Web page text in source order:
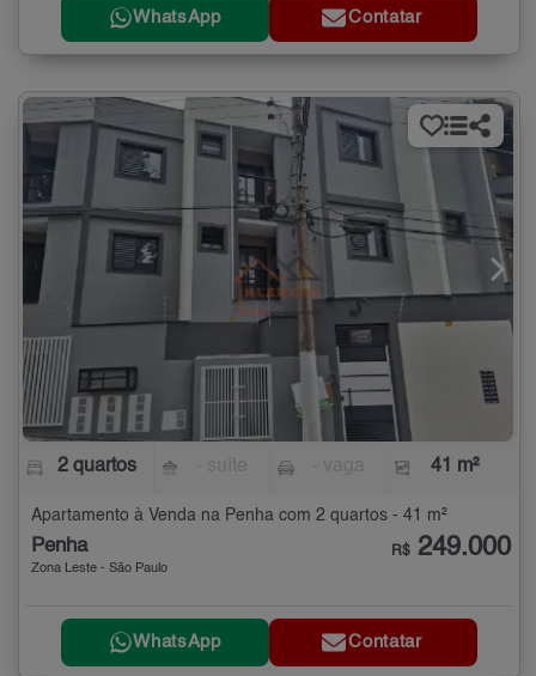
WhatsApp Contatar
2 quartos 41 m²
Apartamento à Venda na Penha com 2 quartos - 41 m²
Penha
Zona Leste - São Paulo
R$ 249.000
WhatsApp Contatar